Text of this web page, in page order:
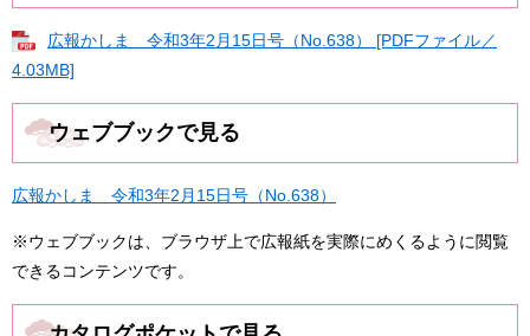
広報かしま 令和3年2月15日号（No.638） [PDFファイル／
4.03MB]
ウェブブックで見る
広報かしま 令和3年2月15日号（No.638）
※ウェブブックは、ブラウザ上で広報紙を実際にめくるように閲覧
できるコンテンツです。